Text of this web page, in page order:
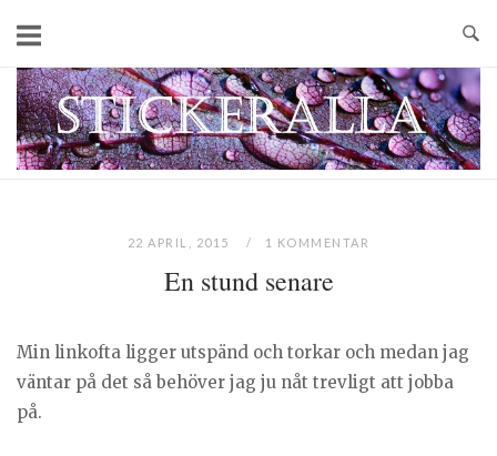
content
Home
22 APRIL, 2015 1 KOMMENTAR
En stund senare
Min linkofta ligger utspänd och torkar och medan jag
väntar på det så behöver jag ju nåt trevligt att jobba
på.